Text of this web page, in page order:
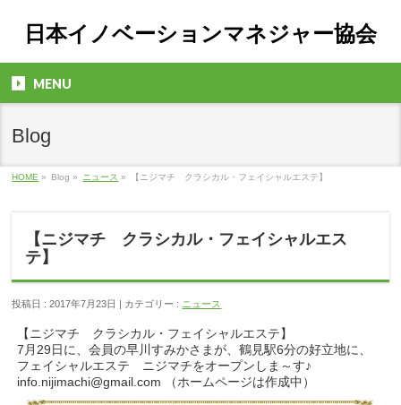
日本イノベーションマネジャー協会
MENU
Blog
HOME » Blog » ニュース » 【ニジマチ クラシカル・フェイシャルエステ】
【ニジマチ クラシカル・フェイシャルエス
テ】
投稿日 : 2017年7月23日 | カテゴリー : ニュース
【ニジマチ クラシカル・フェイシャルエステ】
7月29日に、会員の早川すみかさまが、鶴見駅6分の好立地に、
フェイシャルエステ ニジマチをオープンしま～す♪
info.nijimachi@gmail.com （ホームページは作成中）